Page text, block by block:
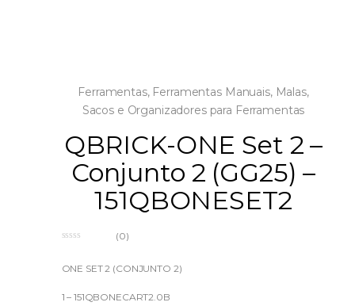
Ferramentas, Ferramentas Manuais, Malas,
Sacos e Organizadores para Ferramentas
QBRICK-ONE Set 2 –
Conjunto 2 (GG25) –
151QBONESET2
u
f
(0)
ONE SET 2 (CONJUNTO 2)
1 – 151QBONECART2.0B